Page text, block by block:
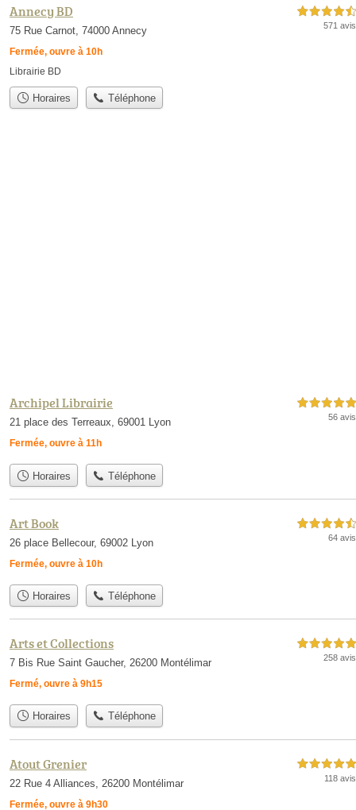
Annecy BD
75 Rue Carnot, 74000 Annecy
Fermée, ouvre à 10h
4,5 étoiles sur 5
571 avis
Librairie BD
Horaires Téléphone
Archipel Librairie
21 place des Terreaux, 69001 Lyon
Fermée, ouvre à 11h
5,0 étoiles sur 5
56 avis
Horaires Téléphone
Art Book
26 place Bellecour, 69002 Lyon
Fermée, ouvre à 10h
4,5 étoiles sur 5
64 avis
Horaires Téléphone
Arts et Collections
7 Bis Rue Saint Gaucher, 26200 Montélimar
Fermé, ouvre à 9h15
5,0 étoiles sur 5
258 avis
Horaires Téléphone
Atout Grenier
22 Rue 4 Alliances, 26200 Montélimar
Fermée, ouvre à 9h30
5,0 étoiles sur 5
118 avis